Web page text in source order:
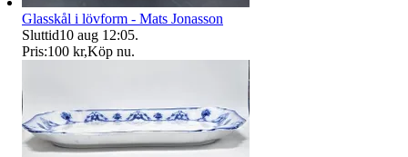
Glasskål i lövform - Mats Jonasson
Sluttid10 aug 12:05.
Pris:100 kr,Köp nu.